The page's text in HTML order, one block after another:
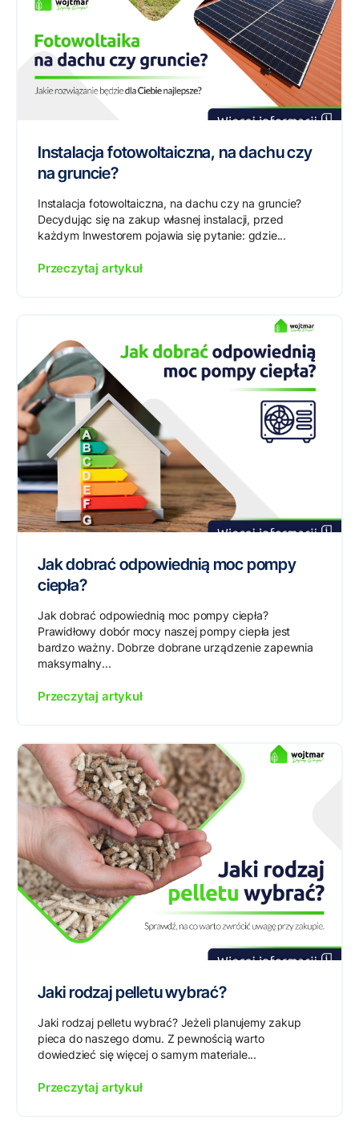
Instalacja fotowoltaiczna, na dachu czy
na gruncie?
Instalacja fotowoltaiczna, na dachu czy na gruncie?
Decydując się na zakup własnej instalacji, przed
każdym Inwestorem pojawia się pytanie: gdzie...
Przeczytaj artykuł
Jak dobrać odpowiednią moc pompy
ciepła?
Jak dobrać odpowiednią moc pompy ciepła?
Prawidłowy dobór mocy naszej pompy ciepła jest
bardzo ważny. Dobrze dobrane urządzenie zapewnia
maksymalny...
Przeczytaj artykuł
Jaki rodzaj pelletu wybrać?
Jaki rodzaj pelletu wybrać? Jeżeli planujemy zakup
pieca do naszego domu. Z pewnością warto
dowiedzieć się więcej o samym materiale...
Przeczytaj artykuł